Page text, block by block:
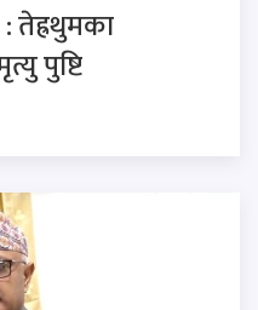
तेह्रथुमका
पुष्टि